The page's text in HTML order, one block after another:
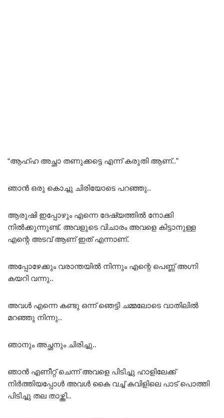
“ആഹ്ഹ അച്ഛാ തണുക്കട്ടെ എന്ന് കരുതി ആണ്..”
ഞാൻ ഒരു കൊച്ചു ചിരിയോടെ പറഞ്ഞു..
ആരുഷി ഇപ്പോഴും എന്നെ ദേഷ്യത്തിൽ നോക്കി
നിൽക്കുന്നുണ്ട്. അവളുടെ വിചാരം അവളെ കിട്ടാനുള്ള
എന്റെ അടവ് ആണ് ഇത് എന്നാണ്.
അപ്പോഴേക്കും വരാന്തയിൽ നിന്നും എന്റെ പെണ്ണ് അഗ്നി
കയറി വന്നു..
അവൾ എന്നെ കണ്ടു ഒന്ന് ഞെട്ടി ചമ്മലോടെ വാതിലിൽ
മറഞ്ഞു നിന്നു..
ഞാനും അച്ഛനും ചിരിച്ചു..
ഞാൻ എണീറ്റ് ചെന്ന് അവളെ പിടിച്ചു ഹാളിലേക്ക്
നിർത്തിയപ്പോൾ അവൾ കൈ വച്ച് കവിളിലെ പാട് പൊത്തി
പിടിച്ചു തല താഴ്ത്തി..